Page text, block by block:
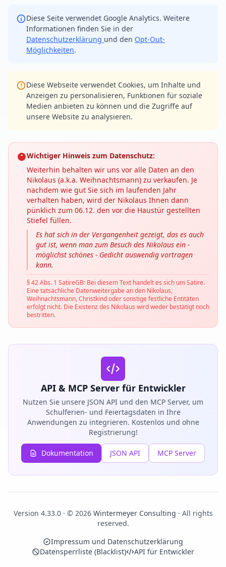
Diese Seite verwendet Google Analytics. Weitere
Informationen finden Sie in der
Datenschutzerklärung und den Opt-Out-
Möglichkeiten.
Diese Webseite verwendet Cookies, um Inhalte und
Anzeigen zu personalisieren, Funktionen für soziale
Medien anbieten zu können und die Zugriffe auf
unsere Website zu analysieren.
Wichtiger Hinweis zum Datenschutz:
Weiterhin behalten wir uns vor alle Daten an den
Nikolaus (a.k.a. Weihnachtsmann) zu verkaufen. Je
nachdem wie gut Sie sich im laufenden Jahr
verhalten haben, wird der Nikolaus Ihnen dann
pünklich zum 06.12. den vor die Haustür gestellten
Stiefel füllen.
Es hat sich in der Vergangenheit gezeigt, das es auch
gut ist, wenn man zum Besuch des Nikolaus ein -
möglichst schönes - Gedicht auswendig vortragen
kann.
§ 42 Abs. 1 SatireGB: Bei diesem Text handelt es sich um Satire.
Eine tatsächliche Datenweitergabe an den Nikolaus,
Weihnachtsmann, Christkind oder sonstige festliche Entitäten
erfolgt nicht. Die Existenz des Nikolaus wird weder bestätigt noch
bestritten.
API & MCP Server für Entwickler
Nutzen Sie unsere JSON API und den MCP Server, um
Schulferien- und Feiertagsdaten in Ihre
Anwendungen zu integrieren. Kostenlos und ohne
Registrierung!
Dokumentation JSON API MCP Server
Version 4.33.0 · © 2026 Wintermeyer Consulting · All rights
reserved.
Impressum und Datenschutzerklärung
Datensperrliste (Blacklist)
API für Entwickler